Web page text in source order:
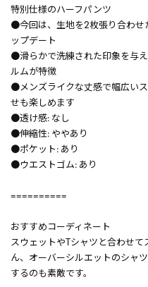
特別仕様のハーフパンツ
●今回は、生地を2枚張り合わせ
ップデート
●滑らかで洗練された印象を与
ルムが特徴
●メンズライクな丈感で幅広い
せも楽しめます
●透け感: なし
●伸縮性: ややあり
●ポケット: あり
●ウエストゴム: あり
==========
おすすめコーディネート
スウェットやTシャツと合わせ
ん、オーバーシルエットのシャ
するのも素敵です。